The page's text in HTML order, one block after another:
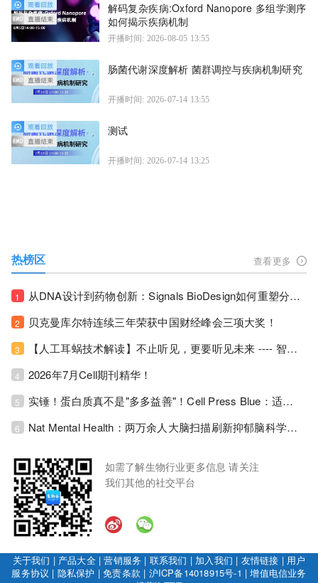
解码复杂疾病:Oxford Nanopore 多组学测序
如何揭示疾病机制
开播时间: 2026-08-05 13:55
肠菌代谢深度解析 菌群调控与疾病机制研究
开播时间: 2026-07-14 13:55
测试
开播时间: 2026-07-14 13:25
热榜区 查看更多
1 从DNA设计到药物创新：Signals BioDesign如何重塑分子生物学研发生态！
2 贝克曼库尔特连续三年荣获中国财经峰会三项大奖！
3 【人工耳蜗技术解读】不止听见，更要听见未来 ---- 智能耳蜗，开启人工耳蜗技术新纪元！
4 2026年7月Cell期刊精华！
5 实锤！蛋白质真不是"多多益善"！Cell Press Blue：适度限蛋白，反而拉长健康寿命！
6 Nat Mental Health：两万余人大脑扫描刷新抑郁脑科学认知！抑郁不只是情绪病，视觉、运动脑区同步受损！
如需了解生物行业更多信息 请关注
我们其他的社交平台
关于我们 | 产品大全|营销服务 | 联系我们 | 加入我们 | 友情链接 | 用户
服务协议 | 隐私保护 |免责条款 | 沪ICP备14018915号-1 |增值电信业务